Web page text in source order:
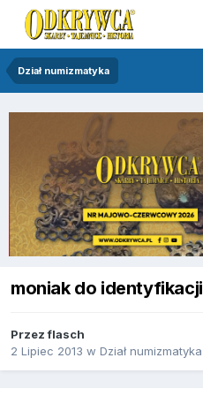
Dział numizmatyka
moniak do identyfikacji
Przezflasch
2 Lipiec 2013 w Dział numizmatyka